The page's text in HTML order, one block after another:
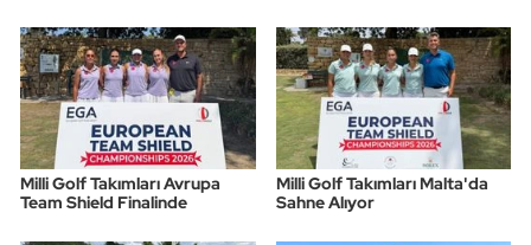
Milli Golf Takımları Avrupa
Team Shield Finalinde
Milli Golf Takımları Malta'da
Sahne Alıyor